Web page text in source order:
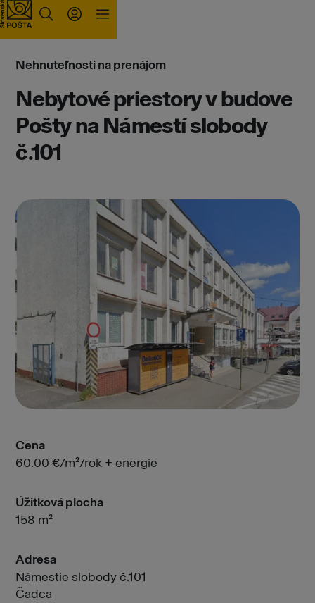
Prejsť na obsah
Nehnuteľnosti na prenájom
Nebytové priestory v budove
Pošty na Námestí slobody
č.101
Cena
60.00 €/m²/rok + energie
Úžitková plocha
158 m²
Adresa
Námestie slobody č.101
Čadca